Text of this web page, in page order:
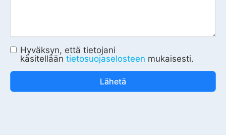
Hyväksyn, että tietojani
käsitellään tietosuojaselosteen mukaisesti.
Lähetä